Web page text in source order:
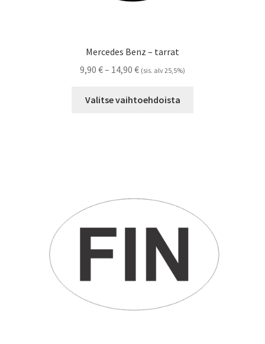
Mercedes Benz – tarrat
9,90 €– 14,90 €Hintaluokka:
-
(sis. alv 25,5%)
Valitse vaihtoehdoista
tuotteen
sivulla.